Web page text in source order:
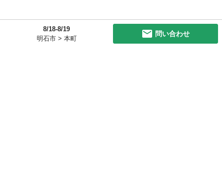
8/18-8/19
明石市 > 本町
問い合わせ